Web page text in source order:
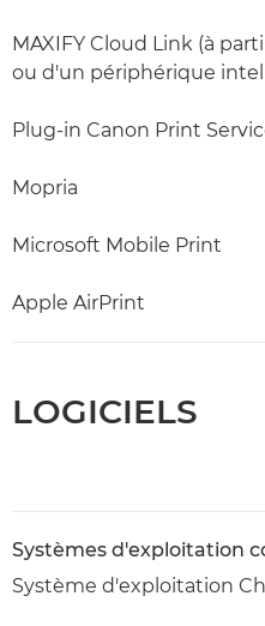
MAXIFY Cloud Link (à
ou d'un périphérique
Plug-in Canon Print
Mopria
Microsoft Mobile Print
Apple AirPrint
LOGICIELS
Systèmes d'exploitation
Système d'exploitation